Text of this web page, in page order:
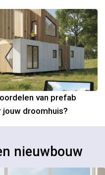
van prefab
jouw droomhuis?
nieuwbouw